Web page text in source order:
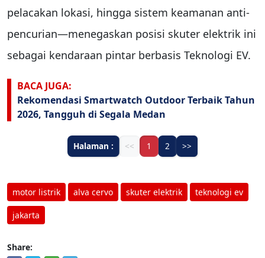
pelacakan lokasi, hingga sistem keamanan anti-
pencurian—menegaskan posisi skuter elektrik ini
sebagai kendaraan pintar berbasis Teknologi EV.
BACA JUGA:
Rekomendasi Smartwatch Outdoor Terbaik Tahun
2026, Tangguh di Segala Medan
Halaman : << 1 2 >>
motor listrik alva cervo skuter elektrik teknologi ev
jakarta
Share: